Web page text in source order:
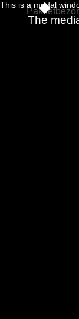
This is a modal
The